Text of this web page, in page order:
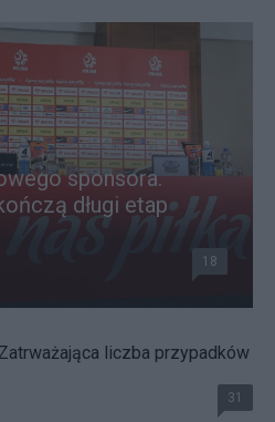
sponsora.
długi etap
18
liczba przypadków
31